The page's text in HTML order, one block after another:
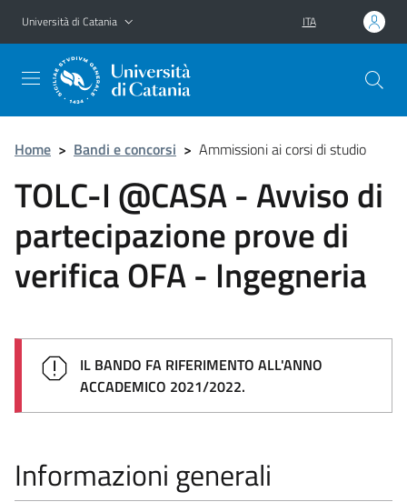
Vai al contenuto principale
Vai al menu di navigazione
Università di Catania ITA
Home > Bandi e concorsi > Ammissioni ai corsi di studio
TOLC-I @CASA - Avviso di
partecipazione prove di
verifica OFA - Ingegneria
IL BANDO FA RIFERIMENTO ALL'ANNO
ACCADEMICO 2021/2022.
Informazioni generali